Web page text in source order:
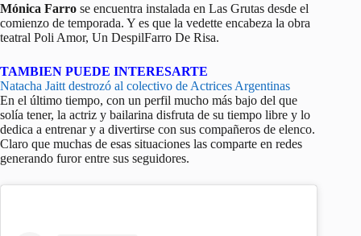
Mónica Farro se encuentra instalada en Las Grutas desde el
comienzo de temporada. Y es que la vedette encabeza la obra
teatral Poli Amor, Un DespilFarro De Risa.
TAMBIEN PUEDE INTERESARTE
Natacha Jaitt destrozó al colectivo de Actrices Argentinas
En el último tiempo, con un perfil mucho más bajo del que
solía tener, la actriz y bailarina disfruta de su tiempo libre y lo
dedica a entrenar y a divertirse con sus compañeros de elenco.
Claro que muchas de esas situaciones las comparte en redes
generando furor entre sus seguidores.